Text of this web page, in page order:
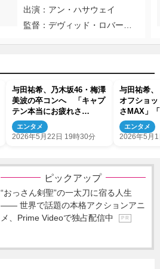
出演：アン・ハサウェイ
監督：デヴィッド・ロバー
与田祐希、乃木坂46・梅澤
美波の卒コンへ 「キャプ
テン本当にお疲れさ
ま！！」
エンタメ
2026年5月22日 19時30分
与田祐希
オフショ
さMAX」
エンタメ
2026年5月
ピックアップ
“おっさん剣聖”の一太刀に宿る人生
―― 世界で話題の本格アクションアニ
メ、Prime Videoで独占配信中
P R